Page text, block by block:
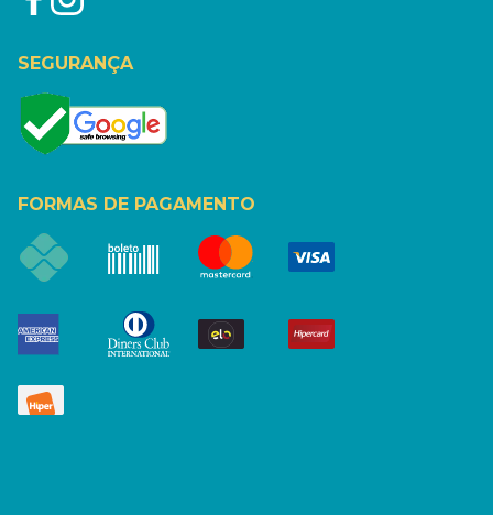
SEGURANÇA
FORMAS DE PAGAMENTO